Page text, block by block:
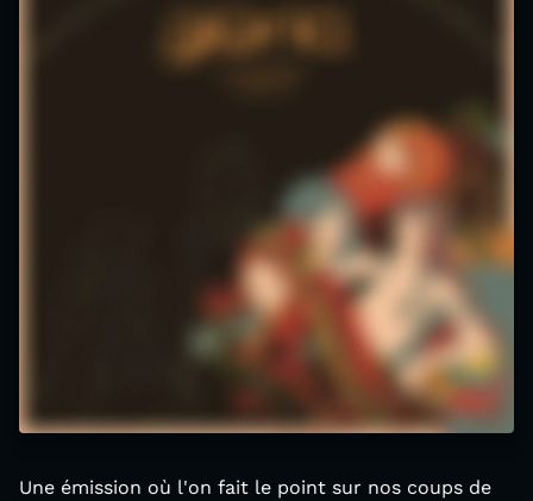
Une émission où l'on fait le point sur nos coups de